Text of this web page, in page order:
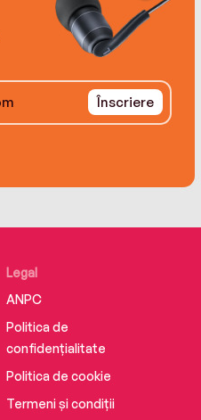
Înscriere
Legal
ANPC
Politica de
confidențialitate
Politica de cookie
Termeni și condiții